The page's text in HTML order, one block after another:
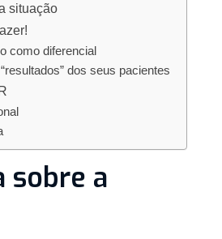
situação
como diferencial
dos seus pacientes
sobre a